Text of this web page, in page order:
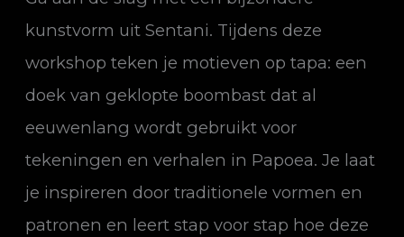
kunstvorm uit Sentani. Tijdens deze
workshop teken je motieven op tapa: een
doek van geklopte boombast dat al
eeuwenlang wordt gebruikt voor
tekeningen en verhalen in Papoea. Je laat
je inspireren door traditionele vormen en
patronen en leert stap voor stap hoe deze